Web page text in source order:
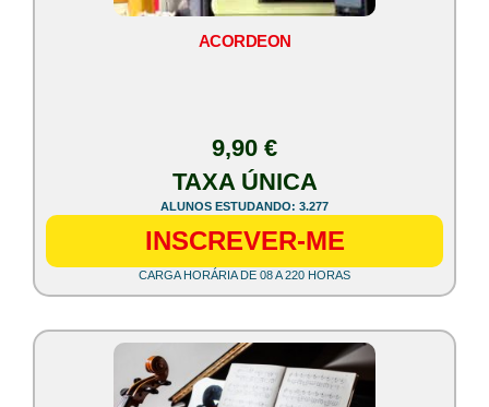
ACORDEON
9,90 €
TAXA ÚNICA
ALUNOS ESTUDANDO: 3.277
INSCREVER-ME
CARGA HORÁRIA DE 08 A 220 HORAS